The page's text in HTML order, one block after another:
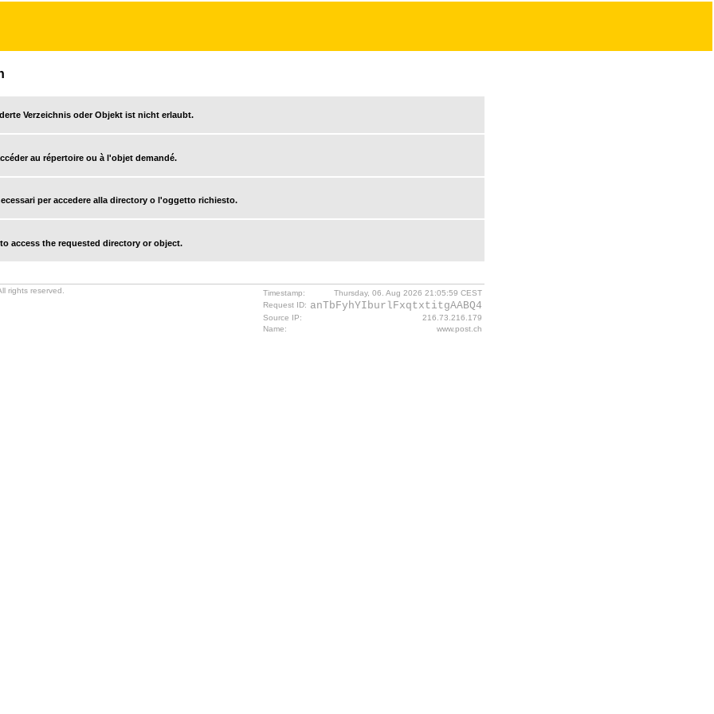
Verzeichnis oder Objekt ist nicht erlaubt.
au répertoire ou à l'objet demandé.
per accedere alla directory o l'oggetto richiesto.
access the requested directory or object.
rights reserved. Timestamp:
Thursday, 06. Aug 2026 21:05:59 CEST
Request ID: anTbFyhYIburlFxqtxtitgAABQ4
Source IP:
216.73.216.179
Name:
www.post.ch